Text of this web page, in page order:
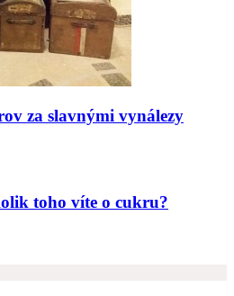
za slavnými vynálezy
toho víte o cukru?